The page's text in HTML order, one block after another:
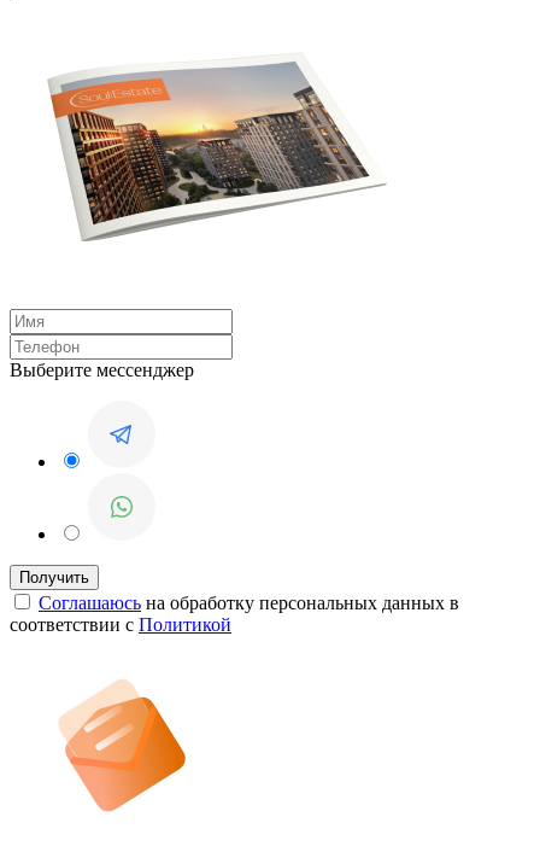
Выберите мессенджер
Соглашаюсь на обработку персональных данных в
соответствии с Политикой